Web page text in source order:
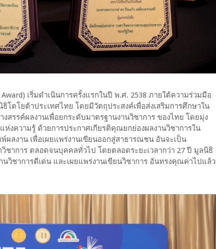
เริ่มดำเนินการครั้งแรกในปี พ.ศ. 2538 ภายใต้ความร่วมมือ
โตโยต้าประเทศไทย โดยมีวัตถุประสงค์เพื่อส่งเสริมการศึกษาใน
สรรค์ผลงานเพื่อยกระดับมาตรฐานงานวิชาการ ของไทย โดยมุ่ง
ห่งความรู้ ด้วยการประกาศเกียรติคุณยกย่องผลงานวิชาการใน
ลงาน เพื่อเผยแพร่งานเขียนออกสู่สาธารณชน อันจะเป็น
าการ ตลอดจนบุคคลทั่วไป โดยตลอดระยะเวลากว่า 27 ปี มูลนิธิ
วิชาการดีเด่น และเผยแพร่งานเขียนวิชาการ อันทรงคุณค่าไปแล้ว